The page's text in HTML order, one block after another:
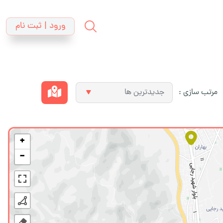
ورود | ثبت نام
مرتب سازی :
+
−